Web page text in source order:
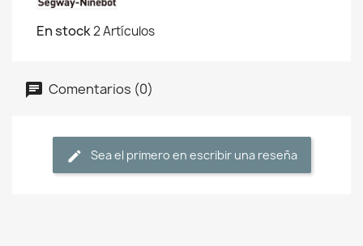
En stock2 Artículos
Comentarios (0)
Sea el primero en escribir una reseña